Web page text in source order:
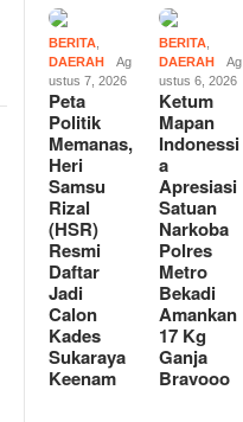
BERITA
DAERAH
Ag
ustus 7, 2026
Peta
Politik
Memanas,
Heri
Samsu
Rizal
(HSR)
Resmi
Daftar
Jadi
Calon
Kades
Sukaraya
Keenam
BERITA,
DAERAH
Ag
ustus 6, 2026
Ketum
Mapan
Indonessi
a
Apresiasi
Satuan
Narkoba
Polres
Metro
Bekadi
Amankan
17 Kg
Ganja
Bravooo